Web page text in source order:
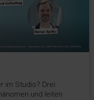
im Studio? Drei
und leiten